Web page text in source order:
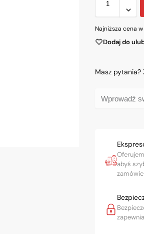
Najniższa cena
Dodaj do
Masz
abyś